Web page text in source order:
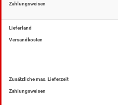
Zahlungsweisen
Lieferland
Versandkosten
Zusätzliche max. Lieferzeit
Zahlungsweisen